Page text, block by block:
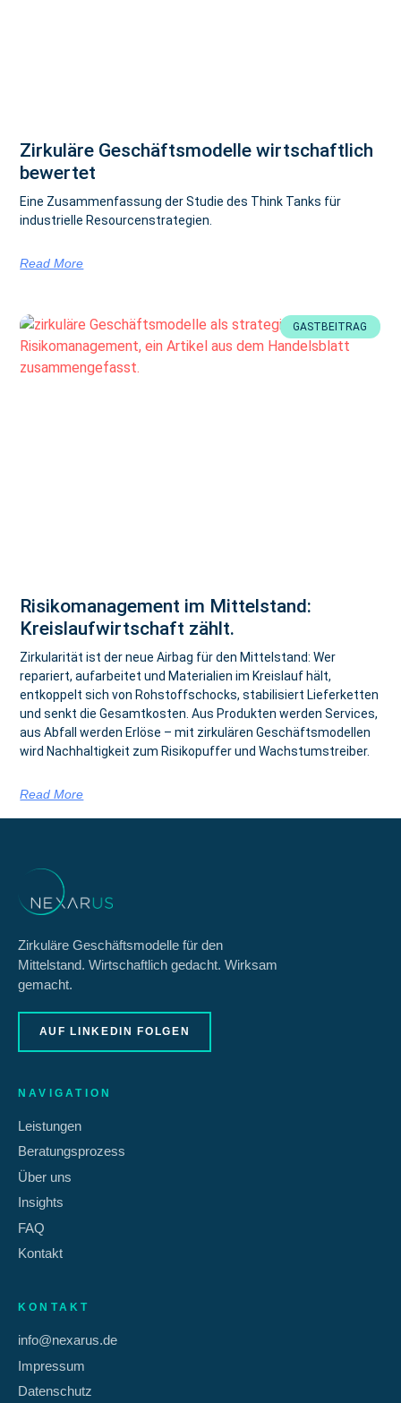
Zirkuläre Geschäftsmodelle wirtschaftlich
bewertet
Eine Zusammenfassung der Studie des Think Tanks für
industrielle Resourcenstrategien.
Read More
GASTBEITRAG
Risikomanagement im Mittelstand:
Kreislaufwirtschaft zählt.
Zirkularität ist der neue Airbag für den Mittelstand: Wer
repariert, aufarbeitet und Materialien im Kreislauf hält,
entkoppelt sich von Rohstoffschocks, stabilisiert Lieferketten
und senkt die Gesamtkosten. Aus Produkten werden Services,
aus Abfall werden Erlöse – mit zirkulären Geschäftsmodellen
wird Nachhaltigkeit zum Risikopuffer und Wachstumstreiber.
Read More
Zirkuläre Geschäftsmodelle für den
Mittelstand. Wirtschaftlich gedacht. Wirksam
gemacht.
AUF LINKEDIN FOLGEN
NAVIGATION
Leistungen
Beratungsprozess
Über uns
Insights
FAQ
Kontakt
KONTAKT
info@nexarus.de
Impressum
Datenschutz